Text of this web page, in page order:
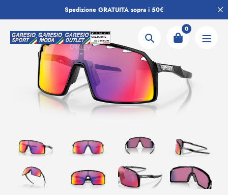
al
contenuto
Spedizione GRATUITA sopra i 50€
Ricerca
0